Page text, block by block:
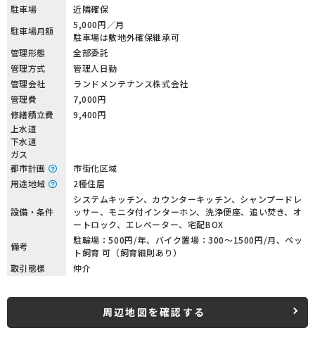
駐車場
近隣確保
駐車場月額
5,000円／月
駐車場は敷地外確保継承可
管理形態
全部委託
管理方式
管理人日勤
管理会社
ランドメンテナンス株式会社
管理費
7,000円
修繕積立費
9,400円
上水道
下水道
ガス
都市計画
市街化区域
用途地域
2種住居
設備・条件
システムキッチン、カウンターキッチン、シャンプードレ
ッサー、モニタ付インターホン、洗浄便座、追い焚き、オ
ートロック、エレベーター、宅配BOX
備考
駐輪場：500円/年、バイク置場：300～1500円/月、ペッ
ト飼育 可（飼育細則あり）
取引態様
仲介
周辺地図を確認する